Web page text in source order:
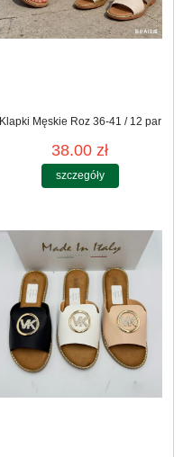
Klapki Męskie Roz 36-41 / 12 par
38.00 zł
szczegóły